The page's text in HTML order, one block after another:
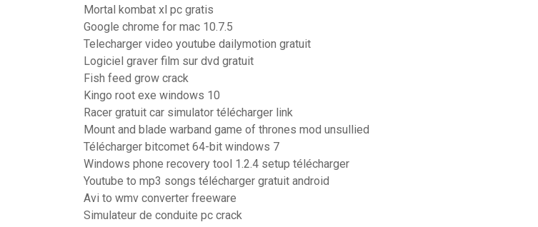
Mortal kombat xl pc gratis
Google chrome for mac 10.7.5
Telecharger video youtube dailymotion gratuit
Logiciel graver film sur dvd gratuit
Fish feed grow crack
Kingo root exe windows 10
Racer gratuit car simulator télécharger link
Mount and blade warband game of thrones mod unsullied
Télécharger bitcomet 64-bit windows 7
Windows phone recovery tool 1.2.4 setup télécharger
Youtube to mp3 songs télécharger gratuit android
Avi to wmv converter freeware
Simulateur de conduite pc crack